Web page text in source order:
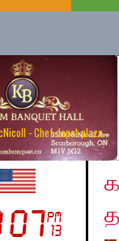
- Chef depot plaza